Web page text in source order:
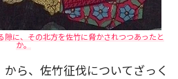
隙に、その北方を佐竹に脅かされつつあったと
か。
から、佐竹征伐についてざっく